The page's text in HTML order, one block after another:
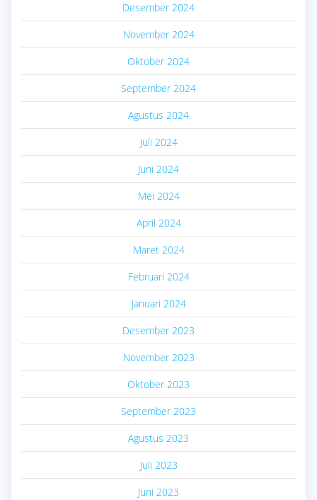
Desember 2024
November 2024
Oktober 2024
September 2024
Agustus 2024
Juli 2024
Juni 2024
Mei 2024
April 2024
Maret 2024
Februari 2024
Januari 2024
Desember 2023
November 2023
Oktober 2023
September 2023
Agustus 2023
Juli 2023
Juni 2023